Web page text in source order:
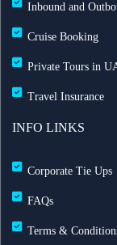
للطيران
الوصول لمدة
Inbound and
Cruise Booking
Private Tours in
Travel Insurance
INFO LINKS
Corporate Tie Ups
FAQs
Terms &